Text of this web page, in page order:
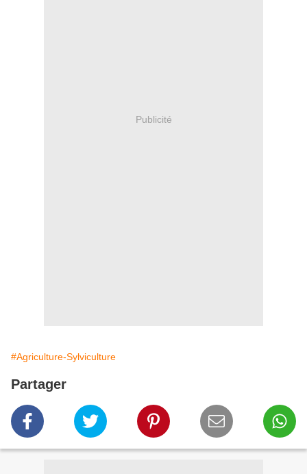
Publicité
#Agriculture-Sylviculture
Partager